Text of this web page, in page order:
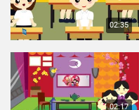
02:40
02:57
02:35
02:17